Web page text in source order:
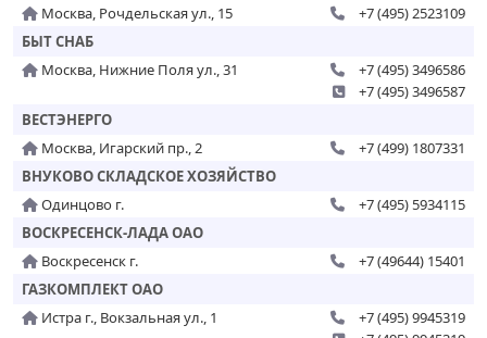
Москва, Рочдельская ул., 15
+7 (495) 2523109
БЫТ СНАБ
Москва, Нижние Поля ул., 31
+7 (495) 3496586
+7 (495) 3496587
ВЕСТЭНЕРГО
Москва, Игарский пр., 2
+7 (499) 1807331
ВНУКОВО СКЛАДСКОЕ ХОЗЯЙСТВО
Одинцово г.
+7 (495) 5934115
ВОСКРЕСЕНСК-ЛАДА ОАО
Воскресенск г.
+7 (49644) 15401
ГАЗКОМПЛЕКТ ОАО
Истра г., Вокзальная ул., 1
+7 (495) 9945319